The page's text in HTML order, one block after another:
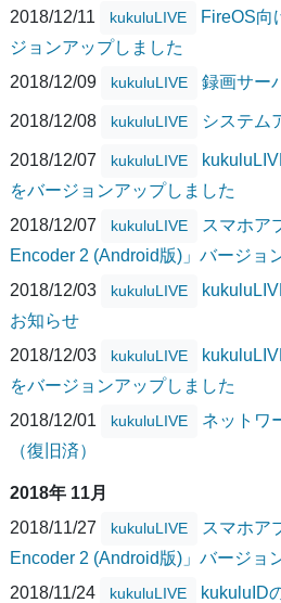
2018/12/11
kukuluLIVE
FireOS向
ジョンアップしました
2018/12/09
kukuluLIVE 録画サー
2018/12/08 kukuluLIVE システム
2018/12/07 kukuluLIVE
をバージョンアップしました
2018/12/07
kukuluLIVE
スマホア
Encoder 2 (Android版)」バージョ
2018/12/03
kukuluLIVE
お知らせ
2018/12/03
kukuluLIVE
をバージョンアップしました
2018/12/01
kukuluLIVE
ネットワ
（復旧済）
2018年 11月
2018/11/27
kukuluLIVE
スマホア
Encoder 2 (Android版)」バージョ
2018/11/24
kukuluLIVE
kukuluID